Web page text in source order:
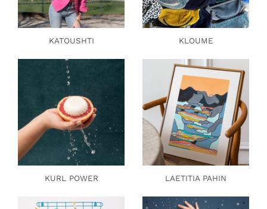
KATOUSHTI KLOUME
KURL POWER LAETITIA PAHIN